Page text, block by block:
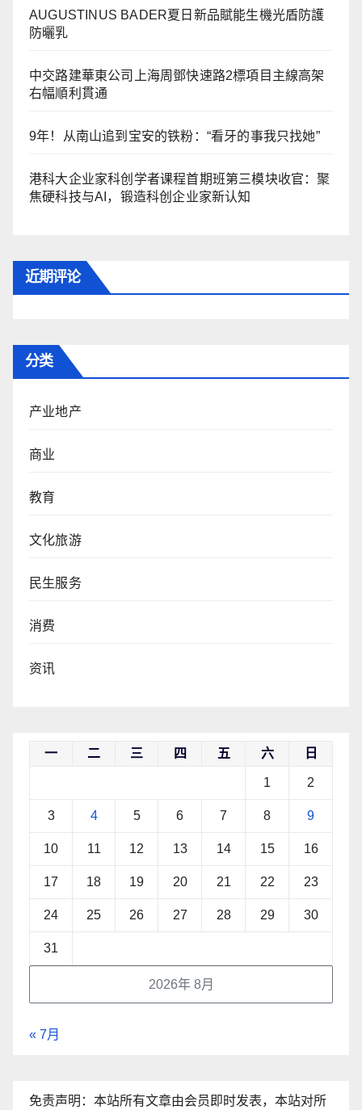
AUGUSTINUS BADER夏日新品賦能生機光盾防護
防曬乳
中交路建華東公司上海周鄧快速路2標項目主線高架
右幅順利貫通
9年！从南山追到宝安的铁粉：“看牙的事我只找她”
港科大企业家科创学者课程首期班第三模块收官：聚
焦硬科技与AI，锻造科创企业家新认知
近期评论
分类
产业地产
商业
教育
文化旅游
民生服务
消费
资讯
2026年 8月
一 二 三 四 五 六 日
1 2
3 4 5 6 7 8 9
10 11 12 13 14 15 16
17 18 19 20 21 22 23
24 25 26 27 28 29 30
31
« 7月
免责声明：本站所有文章由会员即时发表，本站对所